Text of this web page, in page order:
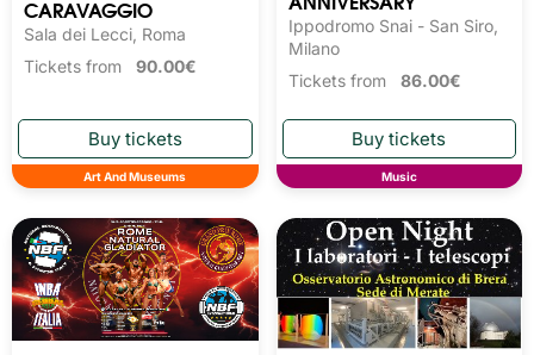
CARAVAGGIO
Sala dei Lecci, Roma
Tickets from 90.00€
Art And Museums
Ippodromo Snai - San Siro,
Milano
Tickets from 86.00€
Music